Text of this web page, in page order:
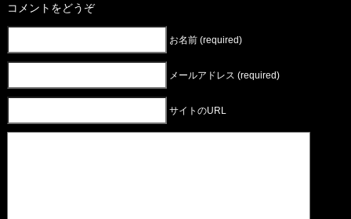
コメントをどうぞ
お名前 (required)
メールアドレス (required)
サイトのURL